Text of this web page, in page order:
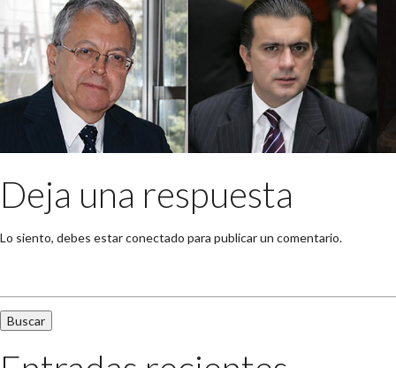
Deja una respuesta
Lo siento, debes estarconectado para publicar un comentario.